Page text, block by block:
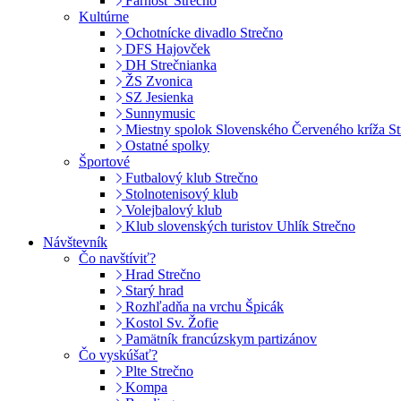
Kultúrne
Ochotnícke divadlo Strečno
DFS Hajovček
DH Strečnianka
ŽS Zvonica
SZ Jesienka
Sunnymusic
Miestny spolok Slovenského Červeného kríža
Ostatné spolky
Športové
Futbalový klub Strečno
Stolnotenisový klub
Volejbalový klub
Klub slovenských turistov Uhlík Strečno
Návštevník
Čo navštíviť?
Hrad Strečno
Starý hrad
Rozhľadňa na vrchu Špicák
Kostol Sv. Žofie
Pamätník francúzskym partizánov
Čo vyskúšať?
Plte Strečno
Kompa